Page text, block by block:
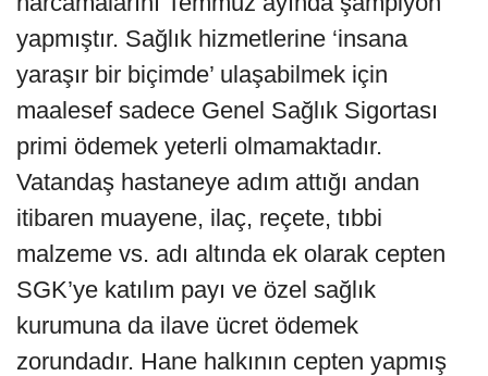
yapmıştır. Sağlık hizmetlerine ‘insana
yaraşır bir biçimde’ ulaşabilmek için
maalesef sadece Genel Sağlık Sigortası
primi ödemek yeterli olmamaktadır.
Vatandaş hastaneye adım attığı andan
itibaren muayene, ilaç, reçete, tıbbi
malzeme vs. adı altında ek olarak cepten
SGK’ye katılım payı ve özel sağlık
kurumuna da ilave ücret ödemek
zorundadır. Hane halkının cepten yapmış